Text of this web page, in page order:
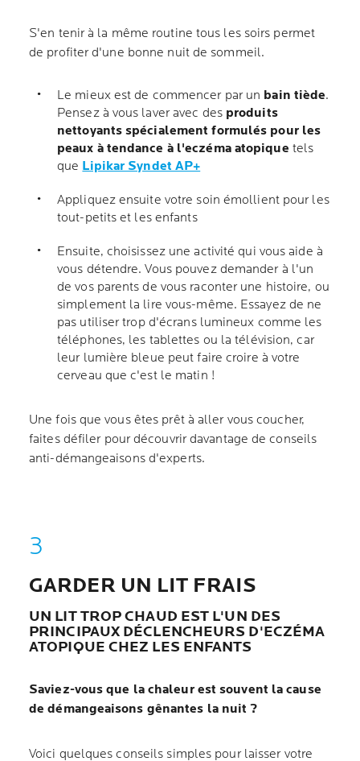
S'en tenir à la même routine tous les soirs permet
de profiter d'une bonne nuit de sommeil.
Le mieux est de commencer par un bain tiède.
Pensez à vous laver avec des produits
nettoyants spécialement formulés pour les
peaux à tendance à l'eczéma atopique tels
que Lipikar Syndet AP+
Appliquez ensuite votre soin émollient pour les
tout-petits et les enfants
Ensuite, choisissez une activité qui vous aide à
vous détendre. Vous pouvez demander à l'un
de vos parents de vous raconter une histoire, ou
simplement la lire vous-même. Essayez de ne
pas utiliser trop d'écrans lumineux comme les
téléphones, les tablettes ou la télévision, car
leur lumière bleue peut faire croire à votre
cerveau que c'est le matin !
Une fois que vous êtes prêt à aller vous coucher,
faites défiler pour découvrir davantage de conseils
anti-démangeaisons d'experts.
GARDER UN LIT FRAIS
UN LIT TROP CHAUD EST L'UN DES
PRINCIPAUX DÉCLENCHEURS D'ECZÉMA
ATOPIQUE CHEZ LES ENFANTS
Saviez-vous que la chaleur est souvent la cause
de démangeaisons gênantes la nuit ?
Voici quelques conseils simples pour laisser votre